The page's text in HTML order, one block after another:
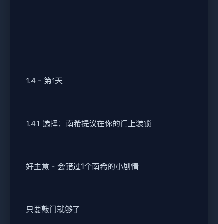
1.4 - 第1天
1.4.1 选择：南希提议在你的门上装锁
好主意 - 会错过1个南希的小剧情
只要敲门就够了